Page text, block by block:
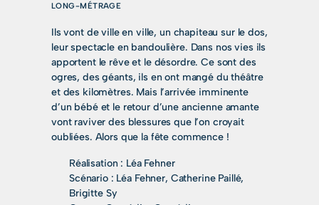
LONG-MÉTRAGE
Ils vont de ville en ville, un chapiteau sur le dos,
leur spectacle en bandoulière. Dans nos vies ils
apportent le rêve et le désordre. Ce sont des
ogres, des géants, ils en ont mangé du théâtre
et des kilomètres. Mais l’arrivée imminente
d’un bébé et le retour d’une ancienne amante
vont raviver des blessures que l’on croyait
oubliées. Alors que la fête commence !
Réalisation : Léa Fehner
Scénario : Léa Fehner, Catherine Paillé,
Brigitte Sy